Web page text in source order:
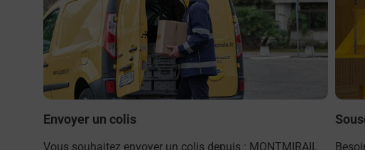
Envoyer un colis
Vous souhaitez envoyer un colis depuis : MONTMIRAIL